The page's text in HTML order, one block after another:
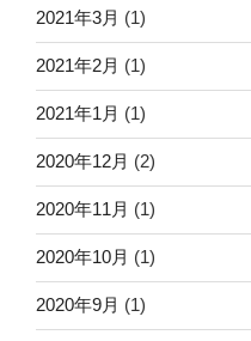
2021年3月 (1)
2021年2月 (1)
2021年1月 (1)
2020年12月 (2)
2020年11月 (1)
2020年10月 (1)
2020年9月 (1)